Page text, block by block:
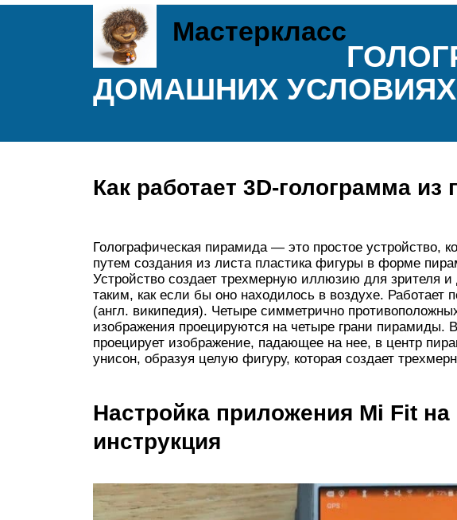
Мастеркласс
ДОМАШНИХ УСЛОВИЯХ
Как работает 3D-голограмма
Голографическая пирамида — это простое устройство,
путем создания из листа пластика фигуры в форме
Устройство создает трехмерную иллюзию для зрителя
таким, как если бы оно находилось в воздухе. Работает
(англ. википедия). Четыре симметрично
изображения проецируются на четыре грани пирамиды.
проецирует изображение, падающее на нее, в центр
унисон, образуя целую фигуру, которая создает
Настройка приложения Mi Fit
инструкция